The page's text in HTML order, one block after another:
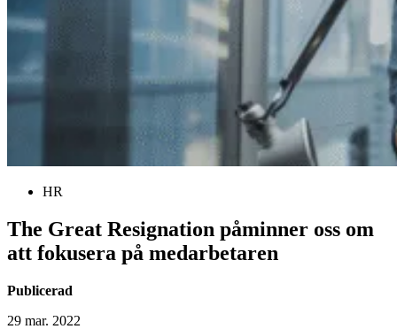
HR
The Great Resignation påminner oss om
att fokusera på medarbetaren
Publicerad
29 mar. 2022